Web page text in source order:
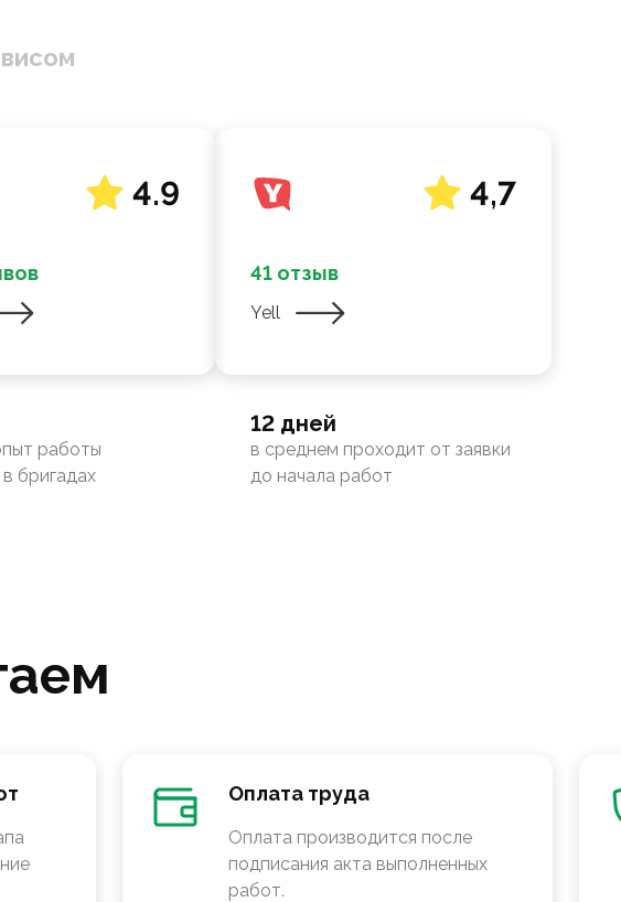
4.9
работы
бригадах
4,7
41 отзыв
Yell
12 дней
в среднем проходит от заявки
до начала работ
Оплата труда
Оплата производится после
подписания акта выполненных
работ.